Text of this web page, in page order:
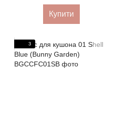
Купити
3